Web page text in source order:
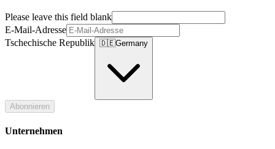
Please leave this field blank
E-Mail-Adresse
Tschechische Republik 🇩🇪Germany
Abonnieren
Unternehmen